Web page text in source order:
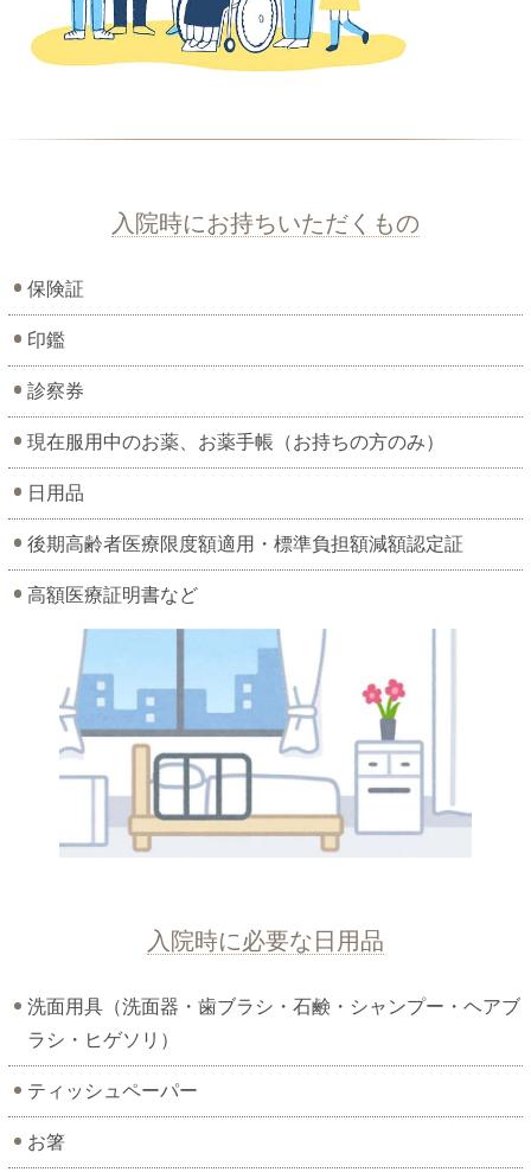
入院時にお持ちいただくもの
保険証
印鑑
診察券
現在服用中のお薬、お薬手帳（お持ちの方のみ）
日用品
後期高齢者医療限度額適用・標準負担額減額認定証
高額医療証明書など
入院時に必要な日用品
洗面用具（洗面器・歯ブラシ・石鹸・シャンプー・ヘアブ
ラシ・ヒゲソリ）
ティッシュペーパー
お箸